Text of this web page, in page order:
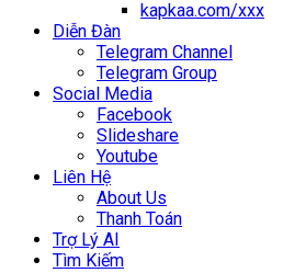
kapkaa.com/xxx
Diễn Đàn
Telegram Channel
Telegram Group
Social Media
Facebook
Slideshare
Youtube
Liên Hệ
About Us
Thanh Toán
Trợ Lý AI
Tìm Kiếm